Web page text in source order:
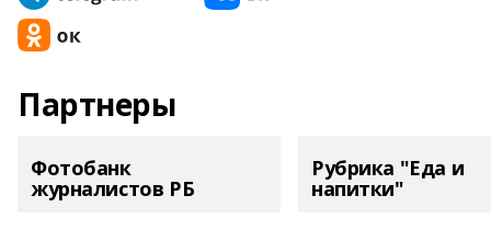
Партнеры
Фотобанк
журналистов РБ
Рубрика "Еда и
напитки"